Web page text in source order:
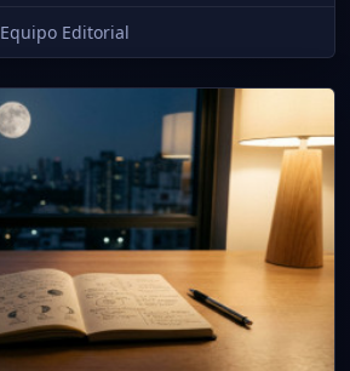
Equipo Editorial